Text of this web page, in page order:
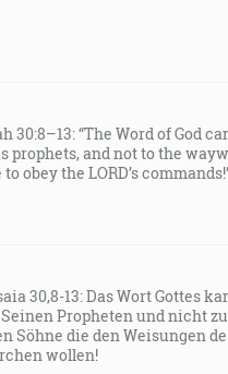
30:8–13: “The Word of God
prophets, and not to the
obey the LORD’s
30,8-13: Das Wort Gottes
Propheten und nicht
Söhne die den Weisungen
wollen!